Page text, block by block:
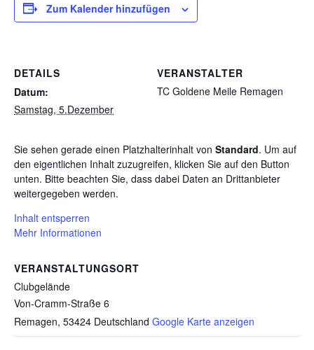
Zum Kalender hinzufügen
DETAILS
Datum:
Samstag, 5.Dezember
VERANSTALTER
TC Goldene Meile Remagen
VERANSTALTUNGSORT
Clubgelände
Von-Cramm-Straße 6
Remagen, 53424 Deutschland Google Karte anzeigen
Sie sehen gerade einen Platzhalterinhalt von Standard. Um auf
den eigentlichen Inhalt zuzugreifen, klicken Sie auf den Button
unten. Bitte beachten Sie, dass dabei Daten an Drittanbieter
weitergegeben werden.
Inhalt entsperren
Mehr Informationen